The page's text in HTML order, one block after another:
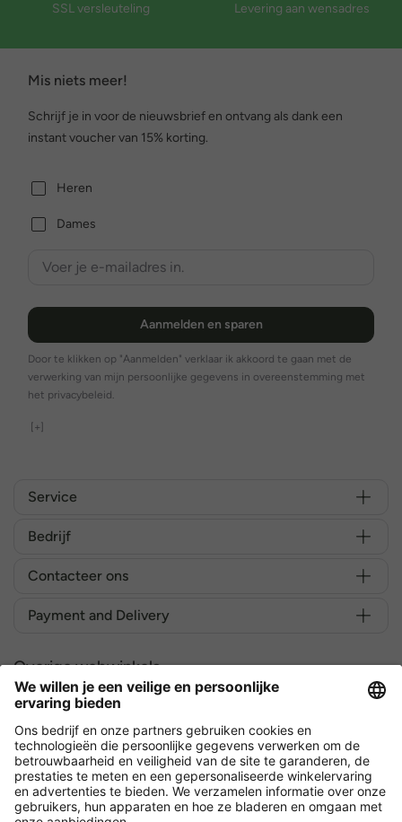
SSL versleuteling Levering aan wensadres
Mis niets meer!
Schrijf je in voor de nieuwsbrief en ontvang als dank een
instant voucher van 15% korting.
Heren
Dames
Aanmelden en sparen
Door te klikken op "Aanmelden" verklaar ik akkoord te gaan met de
verwerking van mijn persoonlijke gegevens in overeenstemming met
het privacybeleid.
[+]
Service
Bedrijf
Contacteer ons
Payment and Delivery
Overige webwinkels
België
Versleuteling met